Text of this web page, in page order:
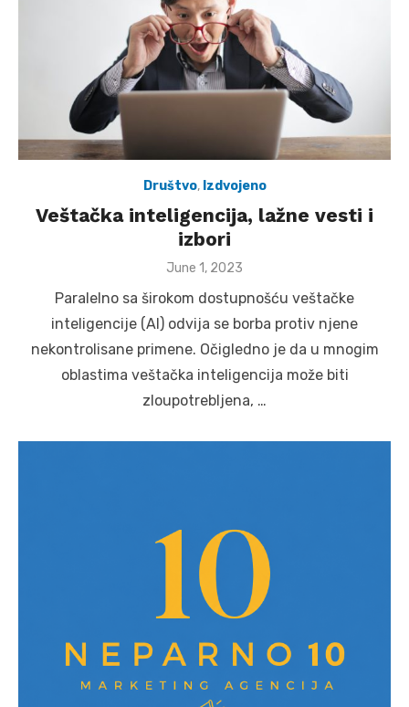
Društvo, Izdvojeno
Veštačka inteligencija, lažne vesti i
izbori
Posted
June 1, 2023
Paralelno sa širokom dostupnošću veštačke
inteligencije (AI) odvija se borba protiv njene
nekontrolisane primene. Očigledno je da u mnogim
oblastima veštačka inteligencija može biti
zloupotrebljena, …